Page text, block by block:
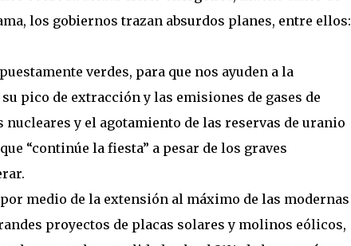
los gobiernos trazan absurdos planes, entre ellos:
verdes, para que nos ayuden a la
pico de extracción y las emisiones de gases de
y el agotamiento de las reservas de uranio
“continúe la fiesta” a pesar de los graves
medio de la extensión al máximo de las modernas
proyectos de placas solares y molinos eólicos,